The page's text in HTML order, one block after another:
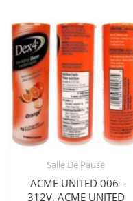
Salle De Pause
ACME UNITED 006-
312V, ACME UNITED